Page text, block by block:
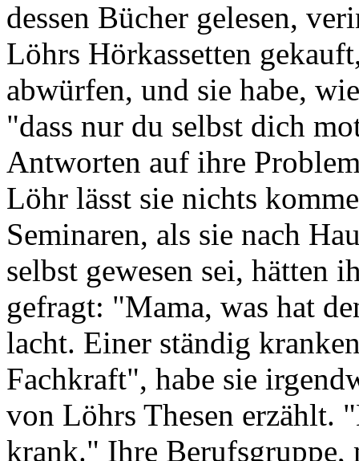
dessen Bücher gelesen,
Löhrs Hörkassetten
abwürfen, und sie habe,
"dass nur du selbst dich
Antworten auf ihre
Löhr lässt sie nichts
Seminaren, als sie nach
selbst gewesen sei, hätten
gefragt: "Mama, was hat
lacht. Einer ständig
Fachkraft", habe sie
von Löhrs Thesen erzählt.
krank." Ihre Berufsgruppe,